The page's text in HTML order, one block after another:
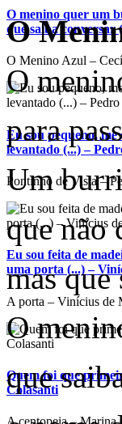
O menino quer um
que saiba conversar
O Menino Azul –
Eu sou pequeno,
levantado (...) –
Pontinho de Vista –
Eu sou feita de
uma porta (...) –
A porta – Vinícius de
Quem foi que
Colasanti
A centopeia –
O
O
para
Um
que não
mas que
O
que